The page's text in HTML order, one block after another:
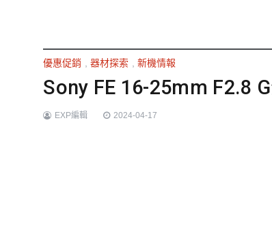
優惠促銷 ,器材探索 ,新機情報
Sony FE 16-25mm F2.8
EXP編輯 2024-04-17